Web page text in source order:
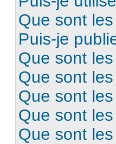
Que sont
Puis-je
Que sont
Que sont
Que sont
Que sont
Que sont